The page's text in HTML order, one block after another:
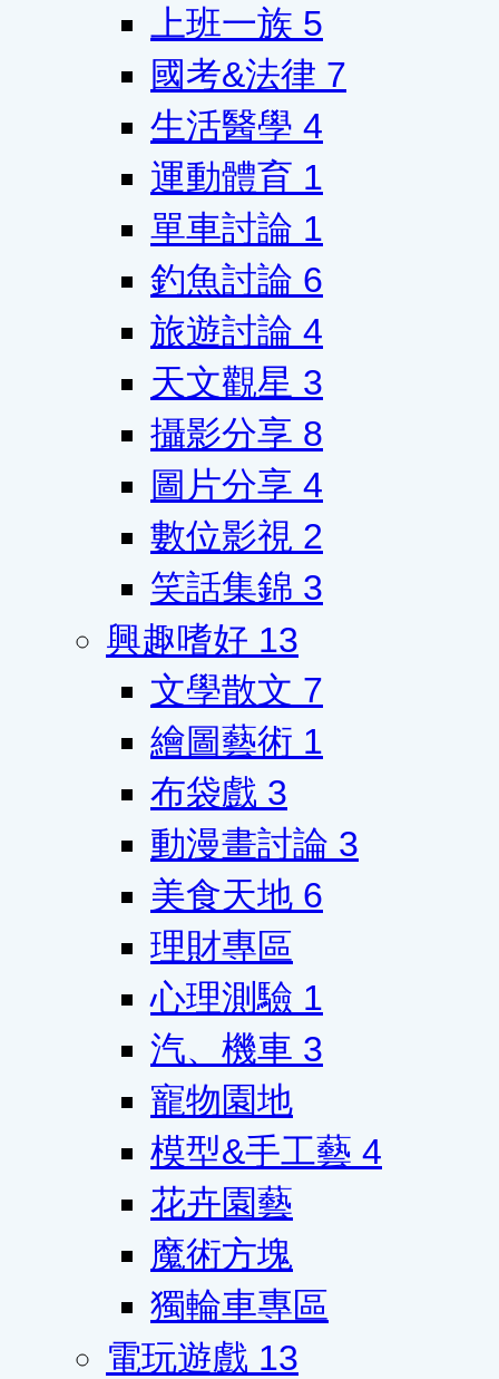
上班一族 5
國考&法律 7
生活醫學 4
運動體育 1
單車討論 1
釣魚討論 6
旅遊討論 4
天文觀星 3
攝影分享 8
圖片分享 4
數位影視 2
笑話集錦 3
興趣嗜好 13
文學散文 7
繪圖藝術 1
布袋戲 3
動漫畫討論 3
美食天地 6
理財專區
心理測驗 1
汽、機車 3
寵物園地
模型&手工藝 4
花卉園藝
魔術方塊
獨輪車專區
電玩遊戲 13